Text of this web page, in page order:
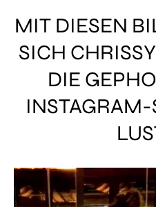
MIT DIESEN
SICH
DIE